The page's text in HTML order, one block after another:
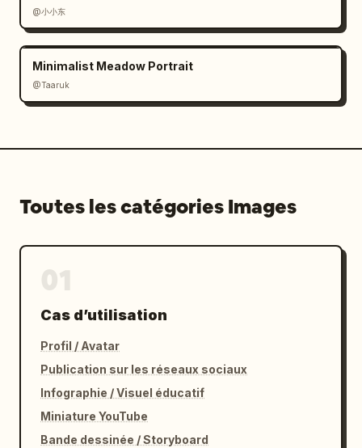
@小小东
Minimalist Meadow Portrait
@Taaruk
Toutes les catégories Images
Cas d’utilisation
Profil / Avatar
Publication sur les réseaux sociaux
Infographie / Visuel éducatif
Miniature YouTube
Bande dessinée / Storyboard